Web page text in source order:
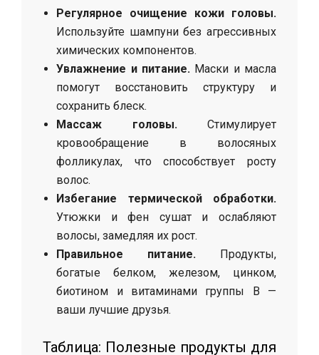
Регулярное очищение кожи головы.
Используйте шампуни без агрессивных
химических компонентов.
Увлажнение и питание.Маски и масла
помогут восстановить структуру и
сохранить блеск.
Массаж головы.Стимулирует
кровообращение в волосяных
фолликулах, что способствует росту
волос.
Избегание термической обработки.
Утюжки и фен сушат и ослабляют
волосы, замедляя их рост.
Правильное питание. Продукты,
богатые белком, железом, цинком,
биотином и витаминами группы B —
ваши лучшие друзья.
Таблица: Полезные продукты для